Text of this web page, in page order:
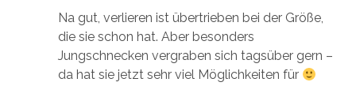
Na gut, verlieren ist übertrieben bei der Größe,
die sie schon hat. Aber besonders
Jungschnecken vergraben sich tagsüber gern –
da hat sie jetzt sehr viel Möglichkeiten für